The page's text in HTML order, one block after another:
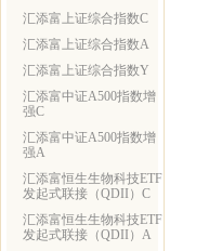
汇添富上证综合指数C
汇添富上证综合指数A
汇添富上证综合指数Y
汇添富中证A500指数增
强C
汇添富中证A500指数增
强A
汇添富恒生生物科技ETF
发起式联接（QDII）C
汇添富恒生生物科技ETF
发起式联接（QDII）A